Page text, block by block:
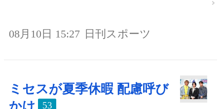
08月10日 15:27 日刊スポーツ
ミセスが夏季休暇 配慮呼び
かけ
53